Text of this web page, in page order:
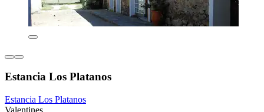
Estancia Los Platanos
Estancia Los Platanos
Valentines